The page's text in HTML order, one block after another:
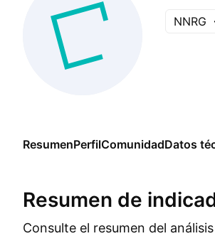
NNRG
ResumenPerfilComunidadDatos
Resumen de
Consulte el resumen del